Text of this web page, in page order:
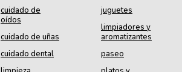
cuidado de
oídos
cuidado de uñas
cuidado dental
juguetes
limpiadores y
aromatizantes
paseo